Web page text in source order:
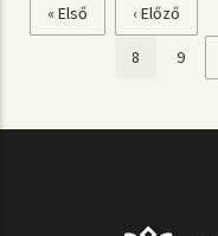
Oldalszámozás
Első
oldal
« Első
Előző
oldal
‹ Előző
Jelenlegi
8 Page
9